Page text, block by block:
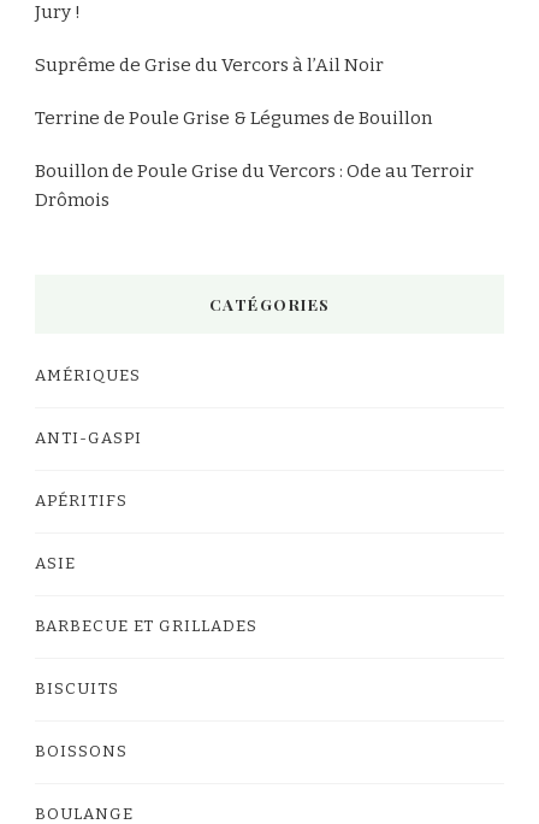
Jury !
Suprême de Grise du Vercors à l’Ail Noir
Terrine de Poule Grise & Légumes de Bouillon
Bouillon de Poule Grise du Vercors : Ode au Terroir
Drômois
CATÉGORIES
AMÉRIQUES
ANTI-GASPI
APÉRITIFS
ASIE
BARBECUE ET GRILLADES
BISCUITS
BOISSONS
BOULANGE